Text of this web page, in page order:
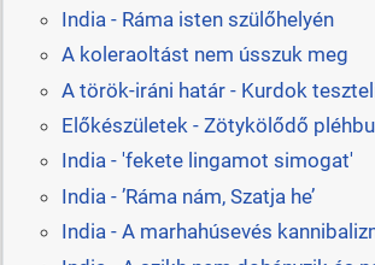
India - Ráma isten szülőhelyén
A koleraoltást nem ússzuk meg
A török-iráni határ - Kurdok
Előkészületek - Zötykölődő
India - 'fekete lingamot simogat'
India - ’Ráma nám, Szatja he’
India - A marhahúsevés